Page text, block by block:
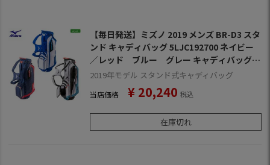
【毎日発送】ミズノ 2019 メンズ BR-D3 スタ
ンド キャディバッグ 5LJC192700 ネイビー
／レッド ブルー グレー キャディバッグ
日本正規品
2019年モデル スタンド式キャディバッグ
当店価格 ¥ 20,240 税込
在庫切れ